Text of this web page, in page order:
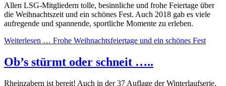
Allen LSG-Mitgliedern tolle, besinnliche und frohe Feiertage über
die Weihnachtszeit und ein schönes Fest. Auch 2018 gab es viele
aufregende und spannende, sportliche Momente zu erleben.
Weiterlesen … Frohe Weihnachtsfeiertage und ein schönes Fest
Ob’s stürmt oder schneit …..
Rheinzabern ist bereit! Auch in der 37 Auflage der Winterlaufserie.